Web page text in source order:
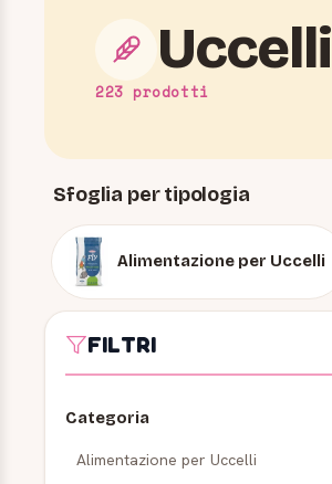
Uccelli
223 prodotti
Sfoglia per tipologia
Alimentazione per Uccelli
FILTRI
Categoria
Alimentazione per Uccelli